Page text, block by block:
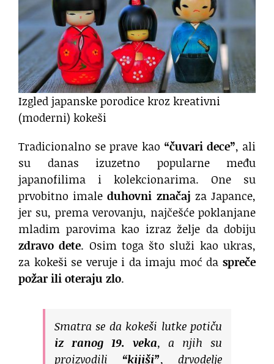
Izgled japanske porodice kroz kreativni
(moderni) kokeši
Tradicionalno se prave kao “čuvari dece”, ali
su danas izuzetno popularne među
japanofilima i kolekcionarima. One su
prvobitno imaleduhovni značaj za Japance,
jer su, prema verovanju, najčešće poklanjane
mladim parovima kao izraz želje da dobiju
zdravo dete. Osim toga što služi kao ukras,
za kokeši se veruje i da imaju moć da spreče
požar ili oteraju zlo.
Smatra se da kokeši lutke potiču
iz ranog 19. veka, a njih su
proizvodili “kijiši”, drvodelje